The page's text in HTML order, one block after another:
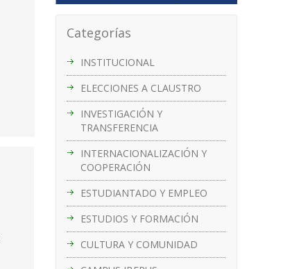
Categorías
INSTITUCIONAL
ELECCIONES A CLAUSTRO
INVESTIGACIÓN Y
TRANSFERENCIA
INTERNACIONALIZACIÓN Y
COOPERACIÓN
ESTUDIANTADO Y EMPLEO
ESTUDIOS Y FORMACIÓN
CULTURA Y COMUNIDAD